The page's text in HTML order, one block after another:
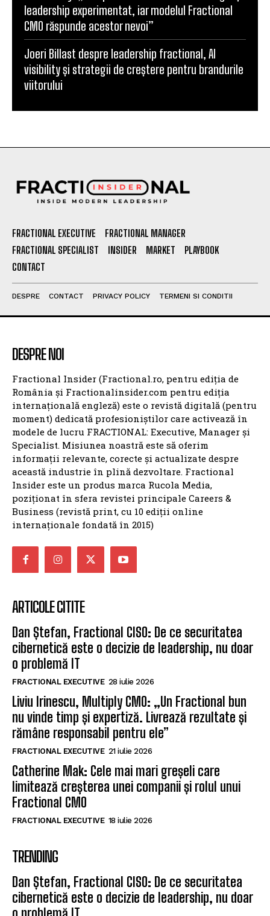
leadership experimentat, iar modelul Fractional
CMO răspunde acestor nevoi”
Joeri Billast despre leadership fractional, AI
visibility și strategii de creștere pentru brandurile
viitorului
FRACTIONAL EXECUTIVE
FRACTIONAL MANAGER
FRACTIONAL SPECIALIST
INSIDER MARKET
PLAYBOOK
CONTACT
DESPRE CONTACT PRIVACY POLICY TERMENI SI CONDITII
DESPRE NOI
Fractional Insider (Fractional.ro, pentru ediția de
România și Fractionalinsider.com pentru ediția
internațională engleză) este o revistă digitală (pentru
moment) dedicată profesioniștilor care activează în
modele de lucru FRACTIONAL: Executive, Manager și
Specialist. Misiunea noastră este să oferim
informații relevante, corecte și actualizate despre
această industrie în plină dezvoltare. Fractional
Insider este un produs marca Rucola Media,
poziționat în sfera revistei principale Careers &
Business (revistă print, cu 10 ediții online
internaționale fondată în 2015)
ARTICOLE CITITE
Dan Ștefan, Fractional CISO: De ce securitatea
cibernetică este o decizie de leadership, nu doar
o problemă IT
FRACTIONAL EXECUTIVE 28 iulie 2026
Liviu Irinescu, Multiply CMO: „Un Fractional bun
nu vinde timp și expertiză. Livrează rezultate și
rămâne responsabil pentru ele”
FRACTIONAL EXECUTIVE 21 iulie 2026
Catherine Mak: Cele mai mari greșeli care
limitează creșterea unei companii și rolul unui
Fractional CMO
FRACTIONAL EXECUTIVE 18 iulie 2026
TRENDING
Dan Ștefan, Fractional CISO: De ce securitatea
cibernetică este o decizie de leadership, nu doar